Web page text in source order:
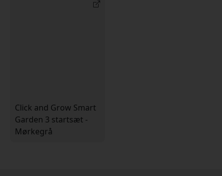
Click and Grow Smart
Garden 3 startsæt -
Mørkegrå